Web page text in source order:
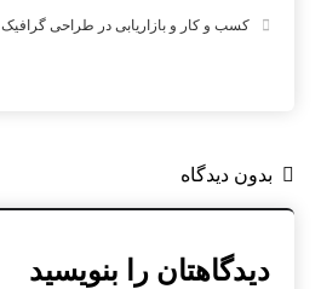
کسب و کار و بازاریابی در طراحی گرافیک
بدون دیدگاه
دیدگاهتان را بنویسید